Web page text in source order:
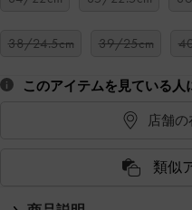
38/24.5cm 39/25cm
このアイテムを見ている人
店舗
類似